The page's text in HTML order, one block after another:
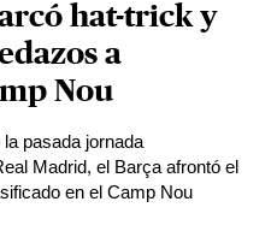
hat-trick y
a
Nou
pasada jornada
Madrid, el Barça afrontó el
en el Camp Nou